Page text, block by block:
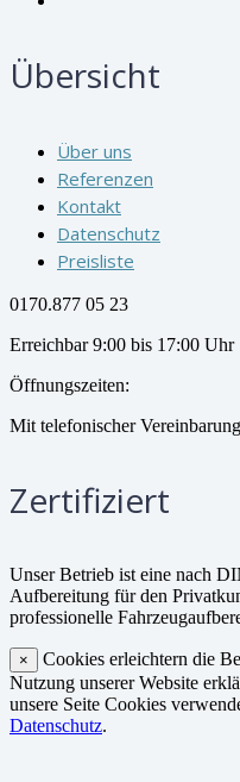
Übersicht
Über uns
Referenzen
Kontakt
Datenschutz
Preisliste
0170.877 05 23
Erreichbar 9:00 bis 17:00 Uhr
Öffnungszeiten:
Mit telefonischer Vereinbarung
Zertifiziert
Unser Betrieb ist eine nach
Aufbereitung für den
professionelle
×
Cookies erleichtern die
Nutzung unserer Website
unsere Seite Cookies
Datenschutz.